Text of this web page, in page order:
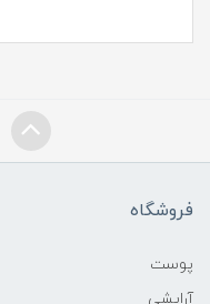
فروشگاه
پوست
آرایشی